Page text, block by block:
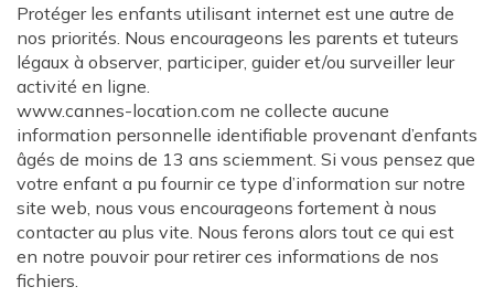
Protéger les enfants utilisant internet est une autre de
nos priorités. Nous encourageons les parents et tuteurs
légaux à observer, participer, guider et/ou surveiller leur
activité en ligne.
www.cannes-location.com ne collecte aucune
information personnelle identifiable provenant d’enfants
âgés de moins de 13 ans sciemment. Si vous pensez que
votre enfant a pu fournir ce type d’information sur notre
site web, nous vous encourageons fortement à nous
contacter au plus vite. Nous ferons alors tout ce qui est
en notre pouvoir pour retirer ces informations de nos
fichiers.